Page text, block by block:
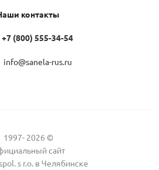
контакты
+7 (800) 555-34-54
info@sanela-rus.ru
1997- 2026 ©
сайт
s r.o. в Челябинске